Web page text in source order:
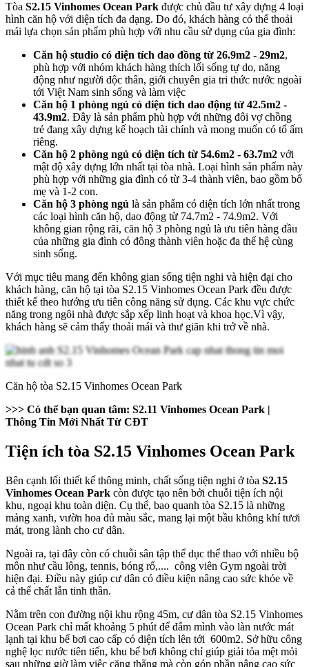
Tòa S2.15 Vinhomes Ocean Park được chủ đầu tư xây dựng 4 loại
hình căn hộ với diện tích đa dạng. Do đó, khách hàng có thể thoải
mái lựa chọn sản phẩm phù hợp với nhu cầu sử dụng của gia đình:
Căn hộ studio có diện tích dao đồng từ 26.9m2 - 29m2,
phù hợp với nhóm khách hàng thích lối sống tự do, năng
động như người độc thân, giới chuyên gia tri thức nước ngoài
tới Việt Nam sinh sống và làm việc
Căn hộ 1 phòng ngủ có diện tích dao động từ 42.5m2 -
43.9m2. Đây là sản phẩm phù hợp với những đôi vợ chồng
trẻ đang xây dựng kế hoạch tài chính và mong muốn có tổ ấm
riêng.
Căn hộ 2 phòng ngủ có diện tích từ 54.6m2 - 63.7m2 với
mật độ xây dựng lớn nhất tại tòa nhà. Loại hình sản phẩm này
phù hợp với những gia đình có từ 3-4 thành viên, bao gồm bố
mẹ và 1-2 con.
Căn hộ 3 phòng ngủ là sản phẩm có diện tích lớn nhất trong
các loại hình căn hộ, dao động từ 74.7m2 - 74.9m2. Với
không gian rộng rãi, căn hộ 3 phòng ngủ là ưu tiên hàng đầu
của những gia đình có đông thành viên hoặc đa thế hệ cùng
sinh sống.
Với mục tiêu mang đến không gian sống tiện nghi và hiện đại cho
khách hàng, căn hộ tại tòa S2.15 Vinhomes Ocean Park đều được
thiết kế theo hướng ưu tiên công năng sử dụng. Các khu vực chức
năng trong ngôi nhà được sắp xếp linh hoạt và khoa học.Vì vậy,
khách hàng sẽ cảm thấy thoải mái và thư giãn khi trở về nhà.
Căn hộ tòa S2.15 Vinhomes Ocean Park
>>> Có thể bạn quan tâm: S2.11 Vinhomes Ocean Park |
Thông Tin Mới Nhất Từ CĐT
Tiện ích tòa S2.15 Vinhomes Ocean Park
Bên cạnh lối thiết kế thông minh, chất sống tiện nghi ở tòa S2.15
Vinhomes Ocean Park còn được tạo nên bởi chuỗi tiện ích nội
khu, ngoại khu toàn diện. Cụ thể, bao quanh tòa S2.15 là những
mảng xanh, vườn hoa đủ màu sắc, mang lại một bầu không khí tươi
mát, trong lành cho cư dân.
Ngoài ra, tại đây còn có chuỗi sân tập thể dục thể thao với nhiều bộ
môn như cầu lông, tennis, bóng rổ,.... công viên Gym ngoài trời
hiện đại. Điều này giúp cư dân có điều kiện nâng cao sức khỏe về
cả thể chất lẫn tinh thần.
Nằm trên con đường nội khu rộng 45m, cư dân tòa S2.15 Vinhomes
Ocean Park chỉ mất khoảng 5 phút để đắm mình vào làn nước mát
lạnh tại khu bể bơi cao cấp có diện tích lên tới 600m2. Sở hữu công
nghệ lọc nước tiên tiến, khu bể bơi không chỉ giúp giải tỏa mệt mỏi
sau những giờ làm việc căng thẳng mà còn góp phần nâng cao sức